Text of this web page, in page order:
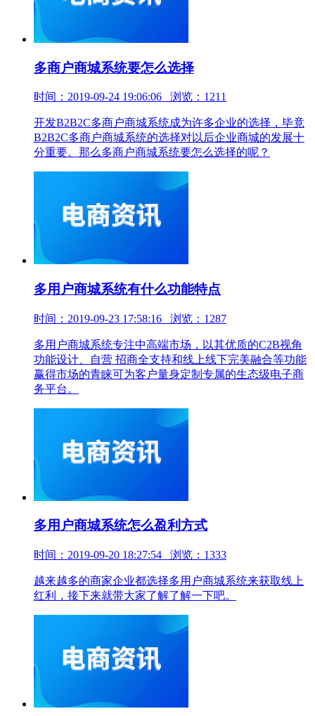
多商户商城系统要怎么选择
时间：2019-09-24 19:06:06 浏览：1211
开发B2B2C多商户商城系统成为许多企业的选择，毕竟
B2B2C多商户商城系统的选择对以后企业商城的发展十
分重要。那么多商户商城系统要怎么选择的呢？
多用户商城系统有什么功能特点
时间：2019-09-23 17:58:16 浏览：1287
多用户商城系统专注中高端市场，以其优质的C2B视角
功能设计、自营 招商全支持和线上线下完美融合等功能
赢得市场的青睐可为客户量身定制专属的生态级电子商
务平台。
多用户商城系统怎么盈利方式
时间：2019-09-20 18:27:54 浏览：1333
越来越多的商家企业都选择多用户商城系统来获取线上
红利，接下来就带大家了解了解一下吧。